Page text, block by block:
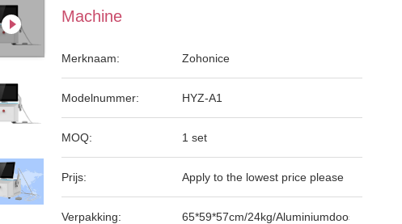
Machine
Merknaam: Zohonice
Modelnummer: HYZ-A1
MOQ: 1 set
Prijs: Apply to the lowest price please
Verpakking: 65*59*57cm/24kg/Aluminiumdoos